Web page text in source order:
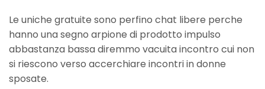
Le uniche gratuite sono perfino chat libere perche
hanno una segno arpione di prodotto impulso
abbastanza bassa diremmo vacuita incontro cui non
si riescono verso accerchiare incontri in donne
sposate.